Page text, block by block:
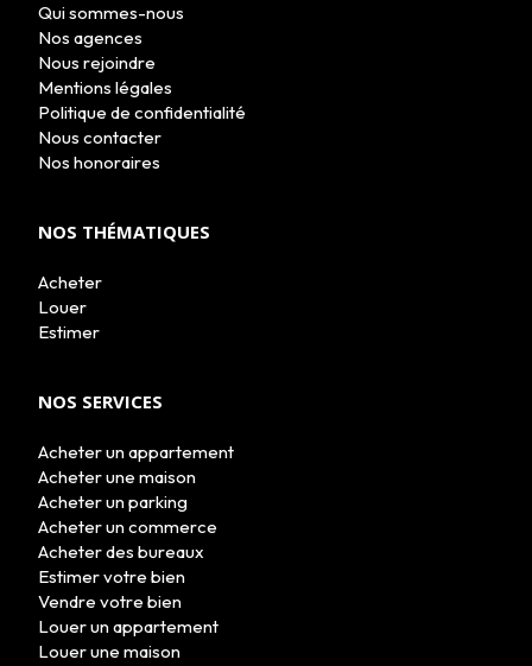
ACHETER
LOUER
NOS AGENCES
LE GROUPE
NOUS REJOINDRE
CONTACT
Qui sommes-nous
Nos agences
Nous rejoindre
Mentions légales
Politique de confidentialité
Nous contacter
Nos honoraires
NOS THÉMATIQUES
Acheter
Louer
Estimer
NOS SERVICES
Acheter un appartement
Acheter une maison
Acheter un parking
Acheter un commerce
Acheter des bureaux
Estimer votre bien
Vendre votre bien
Louer un appartement
Louer une maison